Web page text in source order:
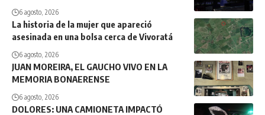
6 agosto, 2026
La historia de la mujer que apareció
asesinada en una bolsa cerca de Vivoratá
6 agosto, 2026
JUAN MOREIRA, EL GAUCHO VIVO EN LA
MEMORIA BONAERENSE
6 agosto, 2026
DOLORES: UNA CAMIONETA IMPACTÓ